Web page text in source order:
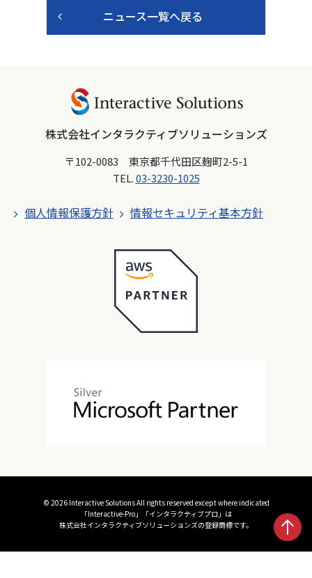
ニュース一覧へ戻る
株式会社インタラクティブソリューションズ
〒102-0083 東京都千代田区麹町2-5-1
TEL.03-3230-1025
個人情報保護方針 情報セキュリティ基本方針
© 2026 Interactive Solutions All rights reserved except where indicated
「Interactive-Pro」「インタラクティブプロ」は
株式会社インタラクティブソリューションズの登録商標です。